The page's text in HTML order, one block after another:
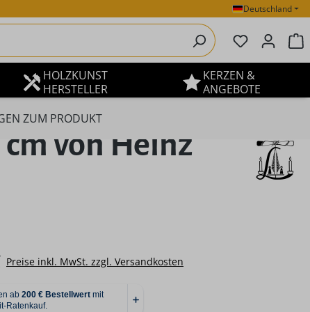
Deutschland
Du hast 0
HOLZKUNST
HERSTELLER
KERZEN &
ANGEBOTE
ZUM PRODUKT
von Heinz
Preise inkl. MwSt. zzgl. Versandkosten